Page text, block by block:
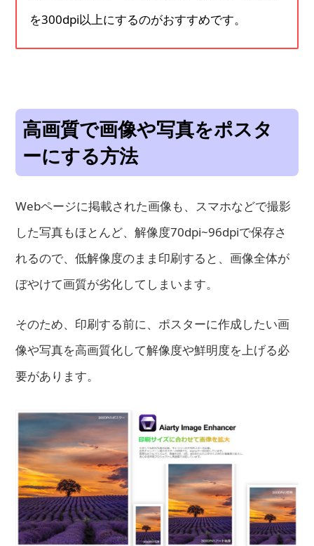
を300dpi以上にするのがおすすめです。
高画質で画像や写真をポスタ
ーにする方法
Webページに掲載された画像も、スマホなどで撮影
した写真もほとんど、解像度70dpi~96dpiで保存さ
れるので、低解像度のまま印刷すると、画像全体が
ぼやけて画質が劣化してしまいます。
そのため、印刷する前に、ポスターに作成したい画
像や写真を高画質化して解像度や鮮明度を上げる必
要があります。